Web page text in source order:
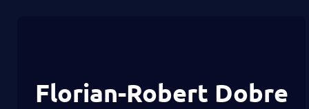
Florian-Robert Dobre